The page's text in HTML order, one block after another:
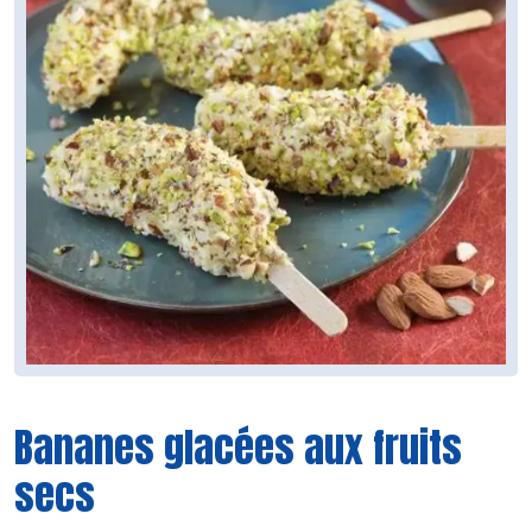
Bananes glacées aux fruits
secs